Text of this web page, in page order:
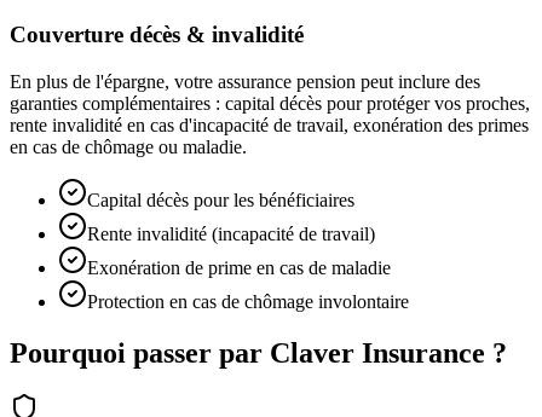
Couverture décès & invalidité
En plus de l'épargne, votre assurance pension peut inclure des
garanties complémentaires : capital décès pour protéger vos proches,
rente invalidité en cas d'incapacité de travail, exonération des primes
en cas de chômage ou maladie.
Capital décès pour les bénéficiaires
Rente invalidité (incapacité de travail)
Exonération de prime en cas de maladie
Protection en cas de chômage involontaire
Pourquoi passer par Claver Insurance ?